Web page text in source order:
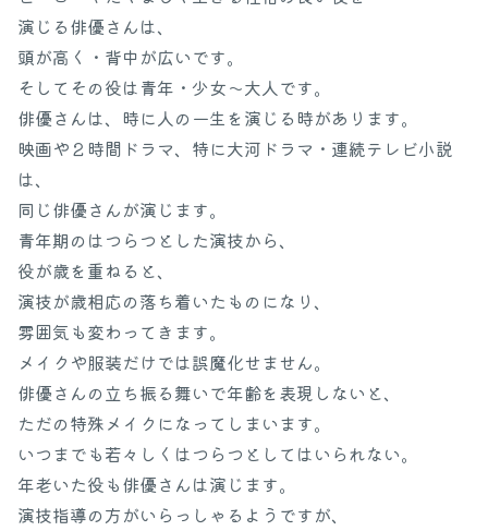
演じる俳優さんは、
頭が高く・背中が広いです。
そしてその役は青年・少女〜大人です。
俳優さんは、時に人の一生を演じる時があります。
映画や２時間ドラマ、特に大河ドラマ・連続テレビ小説
は、
同じ俳優さんが演じます。
青年期のはつらつとした演技から、
役が歳を重ねると、
演技が歳相応の落ち着いたものになり、
雰囲気も変わってきます。
メイクや服装だけでは誤魔化せません。
俳優さんの立ち振る舞いで年齢を表現しないと、
ただの特殊メイクになってしまいます。
いつまでも若々しくはつらつとしてはいられない。
年老いた役も俳優さんは演じます。
演技指導の方がいらっしゃるようですが、